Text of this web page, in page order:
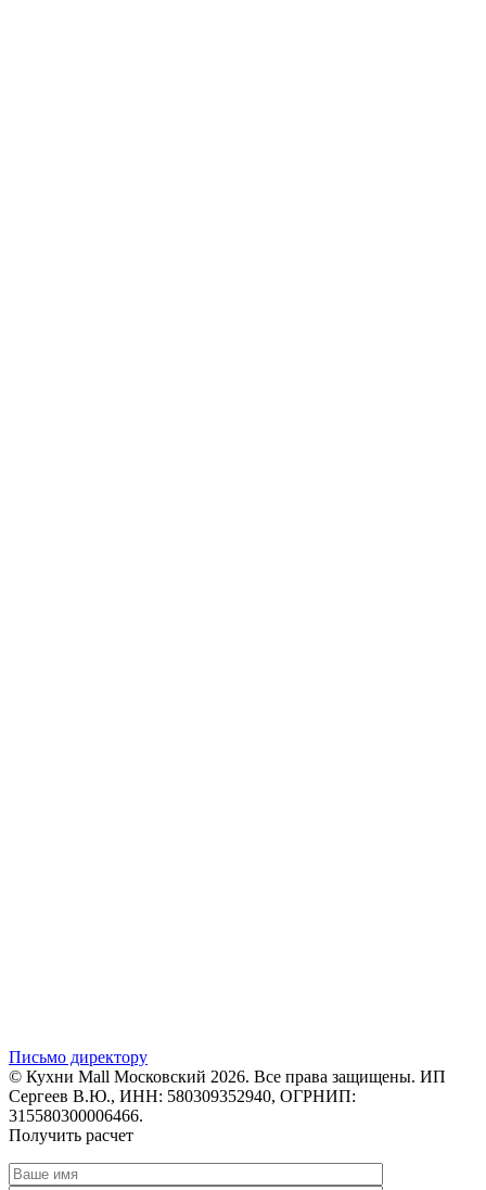
Письмо директору
© Кухни Mall Московский 2026. Все права защищены. ИП
Сергеев В.Ю., ИНН: 580309352940, ОГРНИП:
315580300006466.
Получить расчет